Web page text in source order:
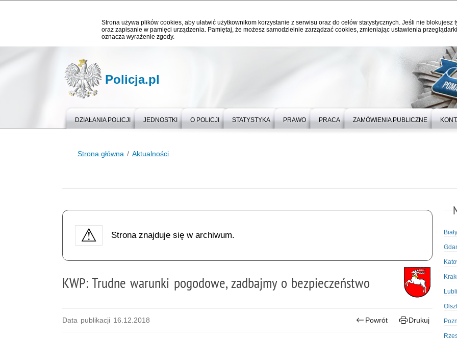
Strona używa plików cookies, aby ułatwić użytkownikom korzystanie z serwisu oraz do celów statystycznych. Jeśli nie blokujesz
oraz zapisanie w pamięci urządzenia. Pamiętaj, że możesz samodzielnie zarządzać cookies, zmieniając ustawienia
oznacza wyrażenie zgody.
Policja.pl
DZIAŁANIA POLICJI JEDNOSTKI O POLICJI STATYSTYKA PRAWO PRACA ZAMÓWIENIA PUBLICZNE
Strona główna Aktualności
Strona znajduje się w archiwum.
KWP: Trudne warunki pogodowe, zadbajmy o bezpieczeństwo
Data publikacji 16.12.2018 Powrót Drukuj